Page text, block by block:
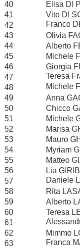
40
Elisa DI
41
Vito DI
42
Franco
43
Olivia
44
Alberto
45
Michele
46
Giorgia
47
Teresa
48
Michele
49
Anna
50
Chicco
51
Michele
52
Marisa
53
Mauro
54
Myriam
55
Matteo
56
Lia
57
Daniele
58
Rita
59
Alberto
60
Teresa
61
62
Mimmo
63
Franca